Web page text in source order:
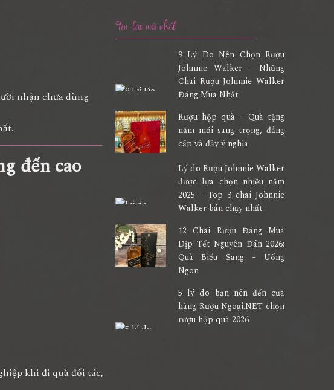
nhận chưa dùng
đến cao
khi đi quà đối tác,
Tin tức mới nhất
9 Lý Do Nên Chọn Rượu
Johnnie Walker – Những
Chai Rượu Johnnie Walker
Đáng Mua Nhất
Rượu hộp quà – Quà tặng
năm mới sang trọng, đẳng
cấp và đầy ý nghĩa
Lý do Rượu Johnnie Walker
được lựa chọn nhiều năm
2025 – Top 3 chai Johnnie
Walker bán chạy nhất
12 Chai Rượu Đáng Mua
Dịp Tết Nguyên Đán 2026:
Quà Biếu Sang – Uống
Ngon
5 lý do bạn nên đến cửa
hàng Rượu Ngoại.NET chọn
rượu hộp quà 2026